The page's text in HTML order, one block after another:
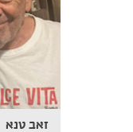
זאב טנא